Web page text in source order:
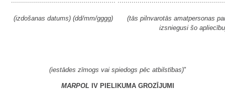
(izdošanas datums) (dd/mm/gggg)
(tās pilnvarotās amatpersonas
izsniegusi šo
(iestādes zīmogs vai spiedogs pēc atbilstības)"
MARPOL IV PIELIKUMA GROZĪJUMI